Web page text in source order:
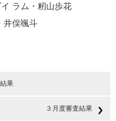
ム・籾山歩花
俣颯斗
果
３月度審査結果